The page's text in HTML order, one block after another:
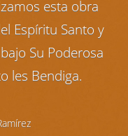
esta obra
Espíritu Santo y
Su Poderosa
les Bendiga.